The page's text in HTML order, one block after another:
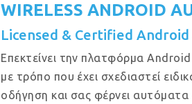
WIRELESS ANDROID
Licensed & Certified
Επεκτείνει την πλατφόρμα
με τρόπο που έχει σχεδιαστεί
οδήγηση και σας φέρνει αυτόματα